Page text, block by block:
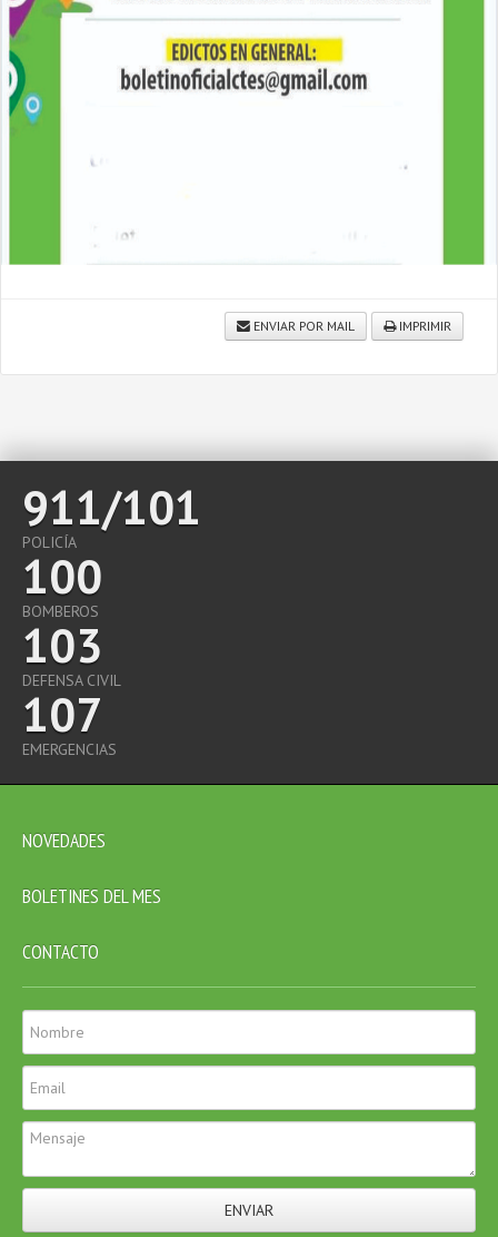
ENVIAR POR MAIL IMPRIMIR
911/101
POLICÍA
100
BOMBEROS
103
DEFENSA CIVIL
107
EMERGENCIAS
NOVEDADES
BOLETINES DEL MES
CONTACTO
ENVIAR